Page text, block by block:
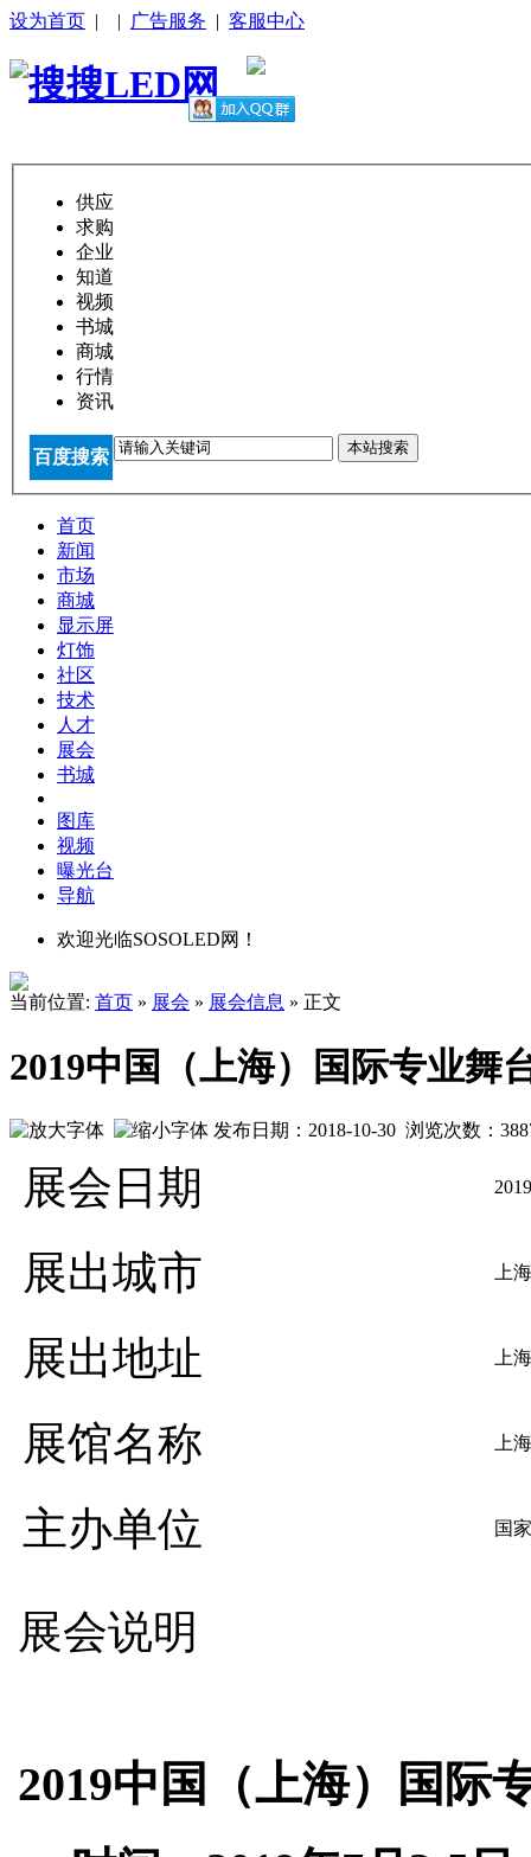
设为首页 | | 广告服务 | 客服中心
供应
求购
企业
知道
视频
书城
商城
行情
资讯
百度搜索 本站搜索
首页
新闻
市场
商城
显示屏
灯饰
社区
技术
人才
展会
书城
图库
视频
曝光台
导航
欢迎光临SOSOLED网！
当前位置: 首页 » 展会 » 展会信息 » 正文
2019中国（上海）国际专业舞
发布日期：2018-10-30 浏览次数：
展会日期
展出城市 上海
展出地址 上
展馆名称 上
主办单位 国
展会说明
2019中国（上海）国际